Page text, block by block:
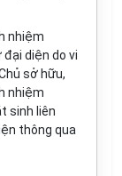
nhiệm
diện do vi
sở hữu,
nhiệm
sinh liên
thông qua